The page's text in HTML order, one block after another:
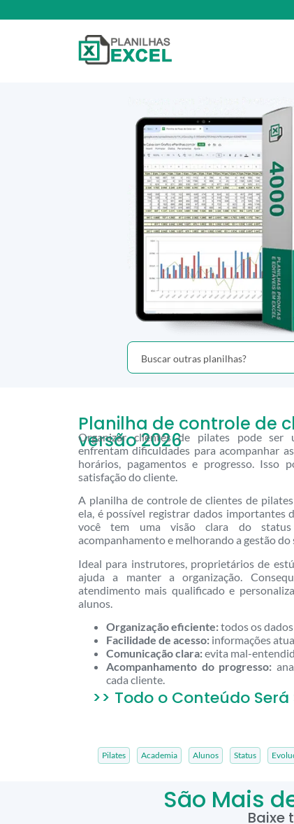
Planilha de controle de
versão 2026
Organizar clientes de pilates pode ser
enfrentam dificuldades para acompanhar
horários, pagamentos e progresso. Isso
satisfação do cliente.
A planilha de controle de clientes de
ela, é possível registrar dados importantes
você tem uma visão clara do
acompanhamento e melhorando a gestão do
Ideal para instrutores, proprietários de
ajuda a manter a organização.
atendimento mais qualificado e
alunos.
Organização eficiente:todos os
Facilidade de acesso: informações
Comunicação clara:evita mal-
Acompanhamento do progresso:
cada cliente.
>> Todo o Conteúdo Será
Pilates Academia Alunos Status
São Mais
Baixe